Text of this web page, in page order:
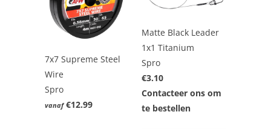
7x7 Supreme Steel
Wire
Spro
vanaf €12.99
Matte Black Leader
1x1 Titanium
Spro
€3.10
Contacteer ons om
te bestellen